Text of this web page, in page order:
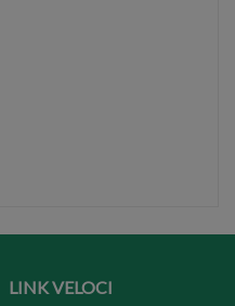
LINK VELOCI